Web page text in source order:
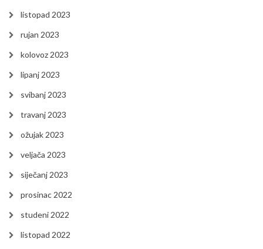
listopad 2023
rujan 2023
kolovoz 2023
lipanj 2023
svibanj 2023
travanj 2023
ožujak 2023
veljača 2023
siječanj 2023
prosinac 2022
studeni 2022
listopad 2022